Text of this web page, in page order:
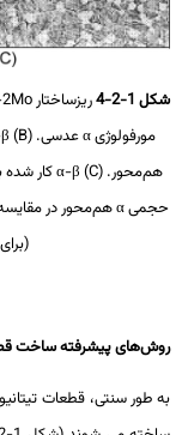
2-4 ریزساختار2Mo
مورفولوژیαعدسی.(B)
α-β
(C)
α-β کار شده به
αهم‌محور در مقایسه با
(برای
پیشرفته ساخت قطعات
طور سنتی، قطعات